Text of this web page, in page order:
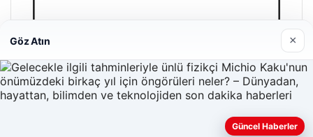
Bulkoon Toptan Ayakkabı
03/05/2026
Göz Atın ×
Güncel Haberler